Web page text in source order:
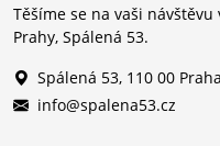
Těšíme se na vaši
Prahy, Spálená 53.
Spálená 53, 110 00 Praha
info@spalena53.cz